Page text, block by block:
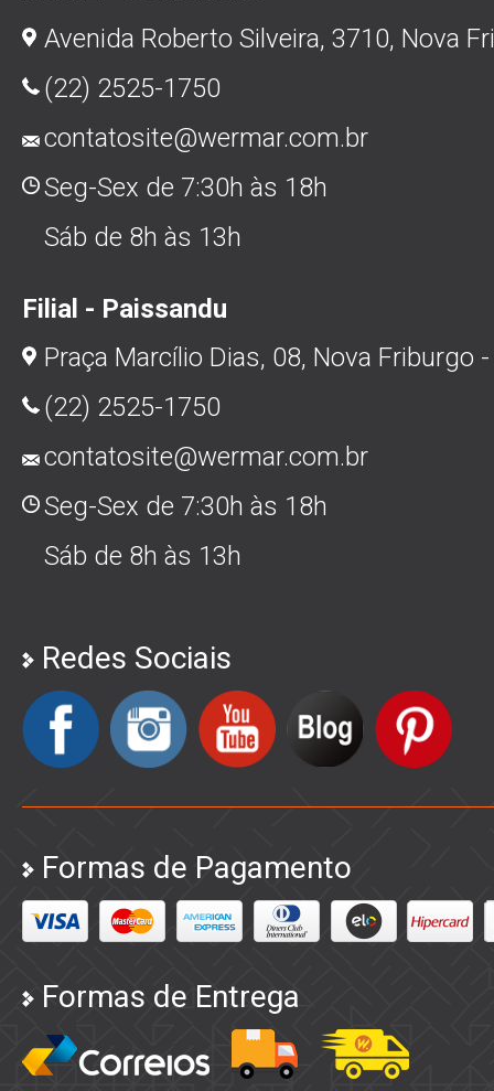
Avenida Roberto Silveira, 3710, Nova
(22) 2525-1750
contatosite@wermar.com.br
Seg-Sex de 7:30h às 18h
Sáb de 8h às 13h
Filial - Paissandu
Praça Marcílio Dias, 08, Nova Friburgo
(22) 2525-1750
contatosite@wermar.com.br
Seg-Sex de 7:30h às 18h
Sáb de 8h às 13h
Redes Sociais
Formas de Pagamento
Formas de Entrega